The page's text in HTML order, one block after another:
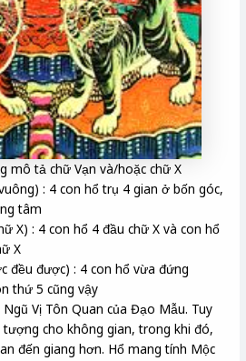
mô tả chữ Vạn và/hoặc chữ X
: 4 con hổ trụ 4 gian ở bốn góc,
tâm
X) : 4 con hổ 4 đầu chữ X và con hổ
X
đều được) : 4 con hổ vừa đứng
thứ 5 cũng vậy
Vị Tôn Quan của Đạo Mẫu. Tuy
cho không gian, trong khi đó,
đến giang hơn. Hổ mang tính Mộc